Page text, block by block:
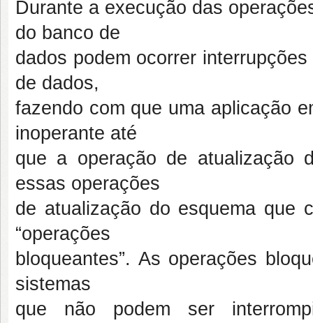
Durante a execução das
do banco de
dados podem ocorrer
de dados,
fazendo com que uma aplicação
inoperante até
que a operação de atualização
essas operações
de atualização do esquema que
“operações
bloqueantes”. As operações
sistemas
que não podem ser